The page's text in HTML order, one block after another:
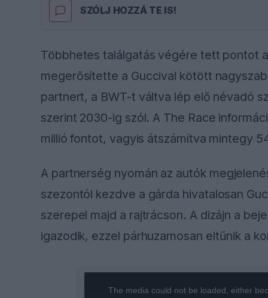
SZÓLJ HOZZÁ TE IS!
Többhetes találgatás végére tett pontot
megerősítette a Guccival kötött
partnert, a BWT-t váltva lép elő névadó
szerint 2030-ig szól. A The Race
millió fontot, vagyis átszámítva mintegy
A partnerség nyomán az autók
szezontól kezdve a gárda hivatalosan
szerepel majd a rajtrácson. A dizájn a
igazodik, ezzel párhuzamosan eltűnik a
The media could not be loaded, either